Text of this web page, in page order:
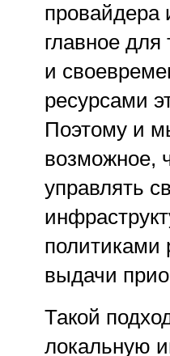
провайдера
главное
и
ресурсами
Поэтому и
возможное,
управлять
политиками
выдачи
Такой
локальную